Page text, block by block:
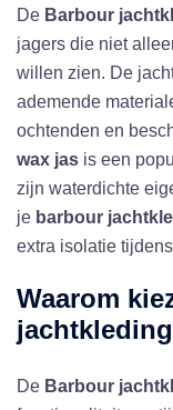
De Barbour
jagers die niet
willen zien. De
ademende
ochtenden en
wax jas is een
zijn waterdichte
je barbour
extra isolatie
Waarom
jachtkleding
De Barbour